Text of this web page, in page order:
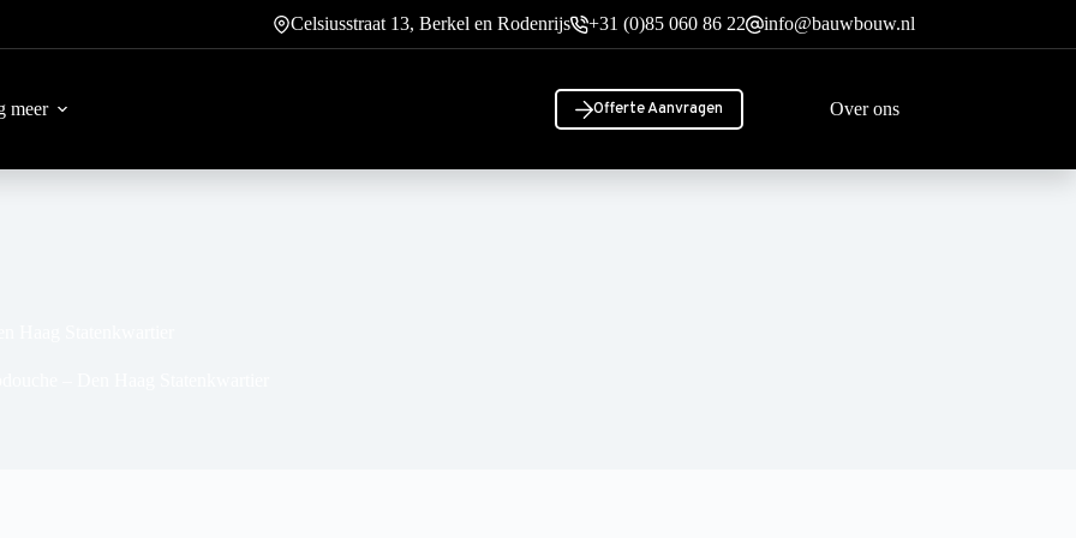
Celsiusstraat 13, Berkel en Rodenrijs +31 (0)85 060 86 22 info@bauwbouw.nl
meer Offerte Aanvragen Over ons